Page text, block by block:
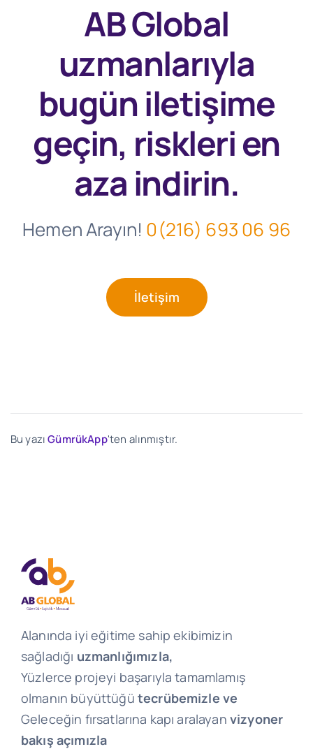
AB Global
uzmanlarıyla
bugüniletişime
geçin, riskleri en
aza indirin.
Hemen Arayın! 0(216) 693 06 96
İletişim
Bu yazıGümrükApp'ten alınmıştır.
Alanında iyi eğitime sahip ekibimizin
sağladığı uzmanlığımızla,
Yüzlerce projeyi başarıyla tamamlamış
olmanın büyüttüğü tecrübemizle ve
Geleceğin fırsatlarına kapı aralayan vizyoner
bakış açımızla